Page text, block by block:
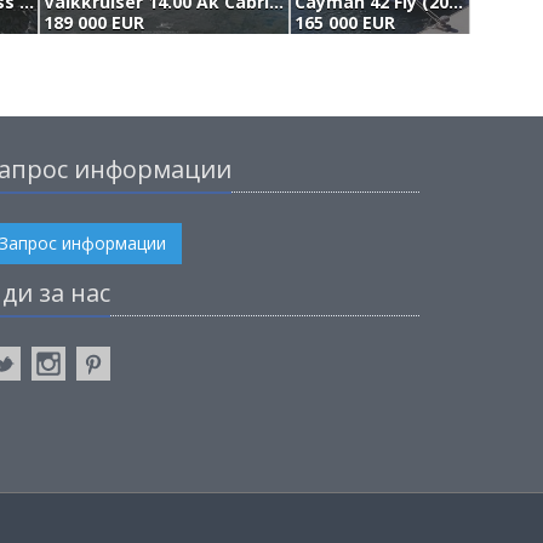
189 000 EUR
165 000 EUR
информации
Запрос информации
за нас